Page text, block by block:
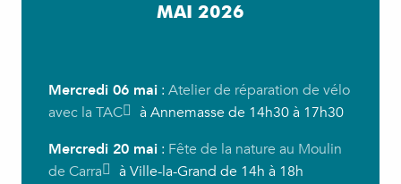
MAI 2026
Mercredi 06 mai : Atelier de réparation de vélo
avec la TAC
à Annemasse de 14h30 à 17h30
Mercredi 20 mai : Fête de la nature au Moulin
de Carra
à Ville-la-Grand de 14h à 18h